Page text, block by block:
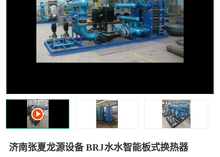
济南张夏龙源设备 BRJ水水智能板式换热器
智能供水设备 锅炉辅机设备
非标加工设备